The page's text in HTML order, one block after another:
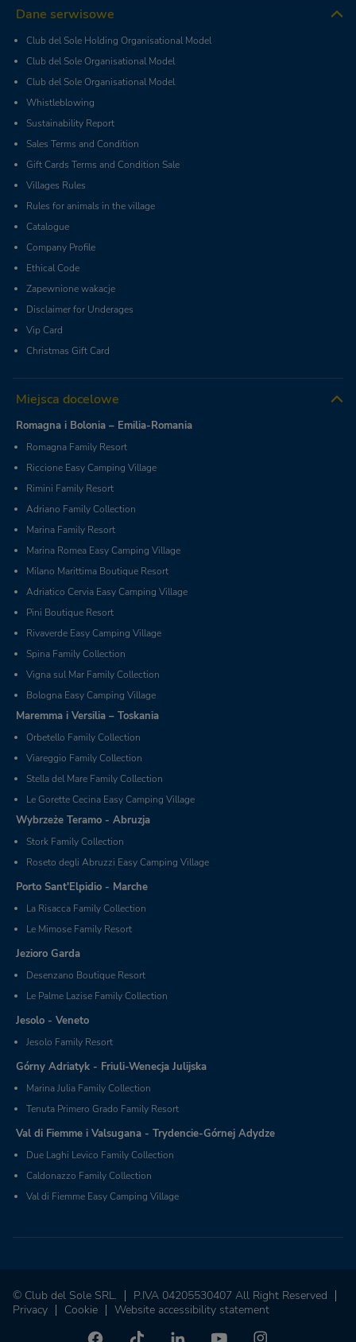
Dane serwisowe
Club del Sole Holding Organisational Model
Club del Sole Organisational Model
Club del Sole Organisational Model
Whistleblowing
Sustainability Report
Sales Terms and Condition
Gift Cards Terms and Condition Sale
Villages Rules
Rules for animals in the village
Catalogue
Company Profile
Ethical Code
Zapewnione wakacje
Disclaimer for Underages
Vip Card
Christmas Gift Card
Miejsca docelowe
Romagna i Bolonia – Emilia-Romania
Romagna Family Resort
Riccione Easy Camping Village
Rimini Family Resort
Adriano Family Collection
Marina Family Resort
Marina Romea Easy Camping Village
Milano Marittima Boutique Resort
Adriatico Cervia Easy Camping Village
Pini Boutique Resort
Rivaverde Easy Camping Village
Spina Family Collection
Vigna sul Mar Family Collection
Bologna Easy Camping Village
Maremma i Versilia – Toskania
Orbetello Family Collection
Viareggio Family Collection
Stella del Mare Family Collection
Le Gorette Cecina Easy Camping Village
Wybrzeże Teramo - Abruzja
Stork Family Collection
Roseto degli Abruzzi Easy Camping Village
Porto Sant'Elpidio - Marche
La Risacca Family Collection
Le Mimose Family Resort
Jezioro Garda
Desenzano Boutique Resort
Le Palme Lazise Family Collection
Jesolo - Veneto
Jesolo Family Resort
Górny Adriatyk - Friuli-Wenecja Julijska
Marina Julia Family Collection
Tenuta Primero Grado Family Resort
Val di Fiemme i Valsugana - Trydencie-Górnej Adydze
Due Laghi Levico Family Collection
Caldonazzo Family Collection
Val di Fiemme Easy Camping Village
© Club del Sole SRL.
P.IVA 04205530407 All Right Reserved
Privacy
Cookie Website accessibility statement